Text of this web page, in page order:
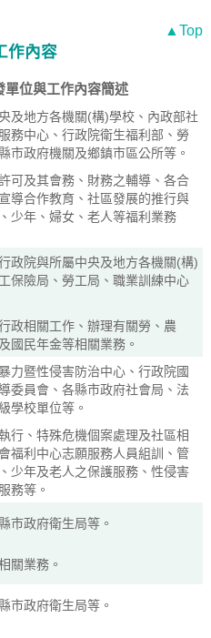
▲Top
作內容
單位與工作內容簡述
及地方各機關(構)學校、內政部社
務中心、行政院衛生福利部、勞
市政府機關及鄉鎮市區公所等。
可及其會務、財務之輔導、各合
導合作教育、社區發展的推行與
少年、婦女、老人等福利業務
政院與所屬中央及地方各機關(構)
保險局、勞工局、職業訓練中心
政相關工作、辦理有關勞、農
國民年金等相關業務。
力暨性侵害防治中心、行政院國
委員會、各縣市政府社會局、法
學校單位等。
行、特殊危機個案處理及社區相
福利中心志願服務人員組訓、管
少年及老人之保護服務、性侵害
務等。
市政府衛生局等。
關業務。
市政府衛生局等。